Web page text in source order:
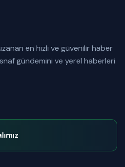
en hızlı ve güvenilir haber
gündemini ve yerel haberleri